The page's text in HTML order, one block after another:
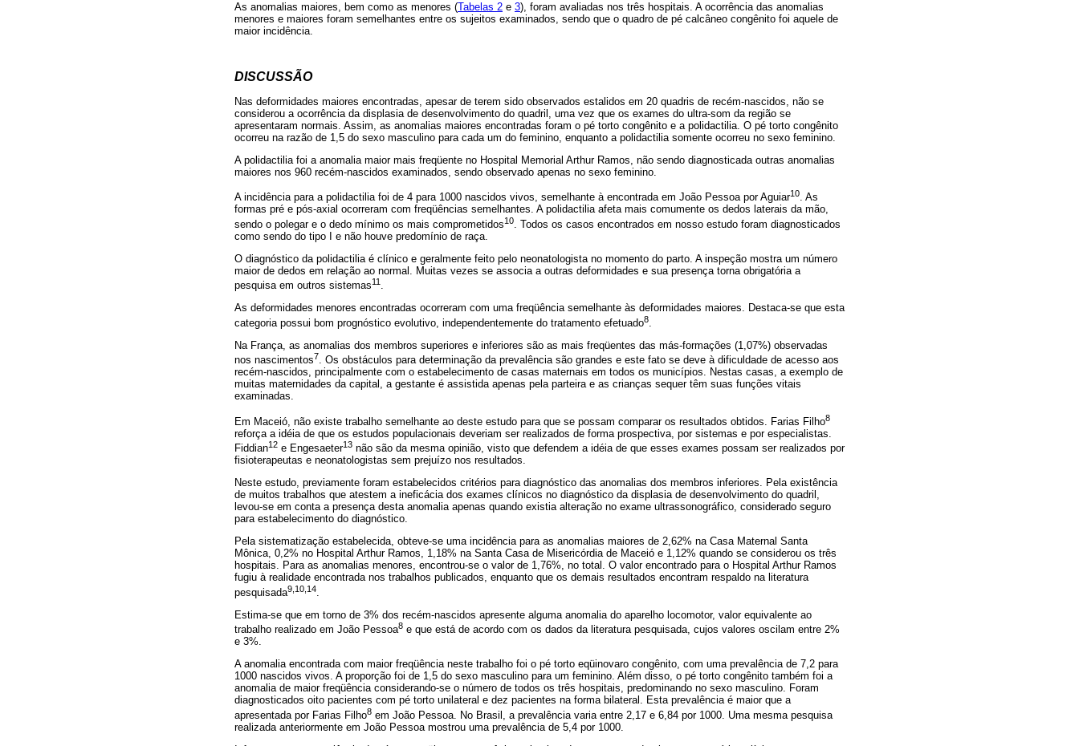
As anomalias maiores, bem como as menores (Tabelas 2 e 3), foram avaliadas nos três hospitais. A ocorrência das anomalias
menores e maiores foram semelhantes entre os sujeitos examinados, sendo que o quadro de pé calcâneo congênito foi aquele de
maior incidência.
DISCUSSÃO
Nas deformidades maiores encontradas, apesar de terem sido observados estalidos em 20 quadris de recém-nascidos, não se
considerou a ocorrência da displasia de desenvolvimento do quadril, uma vez que os exames do ultra-som da região se
apresentaram normais. Assim, as anomalias maiores encontradas foram o pé torto congênito e a polidactilia. O pé torto congênito
ocorreu na razão de 1,5 do sexo masculino para cada um do feminino, enquanto a polidactilia somente ocorreu no sexo feminino.
A polidactilia foi a anomalia maior mais freqüente no Hospital Memorial Arthur Ramos, não sendo diagnosticada outras anomalias
maiores nos 960 recém-nascidos examinados, sendo observado apenas no sexo feminino.
A incidência para a polidactilia foi de 4 para 1000 nascidos vivos, semelhante à encontrada em João Pessoa por Aguiar10. As
formas pré e pós-axial ocorreram com freqüências semelhantes. A polidactilia afeta mais comumente os dedos laterais da mão,
sendo o polegar e o dedo mínimo os mais comprometidos10
. Todos os casos encontrados em nosso estudo foram diagnosticados
como sendo do tipo I e não houve predomínio de raça.
O diagnóstico da polidactilia é clínico e geralmente feito pelo neonatologista no momento do parto. A inspeção mostra um número
maior de dedos em relação ao normal. Muitas vezes se associa a outras deformidades e sua presença torna obrigatória a
pesquisa em outros sistemas11 .
As deformidades menores encontradas ocorreram com uma freqüência semelhante às deformidades maiores. Destaca-se que esta
categoria possui bom prognóstico evolutivo, independentemente do tratamento efetuado8
Na França, as anomalias dos membros superiores e inferiores são as mais freqüentes das más-formações (1,07%) observadas
nos nascimentos7. Os obstáculos para determinação da prevalência são grandes e este fato se deve à dificuldade de acesso aos
recém-nascidos, principalmente com o estabelecimento de casas maternais em todos os municípios. Nestas casas, a exemplo de
muitas maternidades da capital, a gestante é assistida apenas pela parteira e as crianças sequer têm suas funções vitais
examinadas.
Em Maceió, não existe trabalho semelhante ao deste estudo para que se possam comparar os resultados obtidos. Farias Filho8
reforça a idéia de que os estudos populacionais deveriam ser realizados de forma prospectiva, por sistemas e por especialistas.
Fiddian12 e Engesaeter13 não são da mesma opinião, visto que defendem a idéia de que esses exames possam ser realizados por
fisioterapeutas e neonatologistas sem prejuízo nos resultados.
Neste estudo, previamente foram estabelecidos critérios para diagnóstico das anomalias dos membros inferiores. Pela existência
de muitos trabalhos que atestem a ineficácia dos exames clínicos no diagnóstico da displasia de desenvolvimento do quadril,
levou-se em conta a presença desta anomalia apenas quando existia alteração no exame ultrassonográfico, considerado seguro
para estabelecimento do diagnóstico.
Pela sistematização estabelecida, obteve-se uma incidência para as anomalias maiores de 2,62% na Casa Maternal Santa
Mônica, 0,2% no Hospital Arthur Ramos, 1,18% na Santa Casa de Misericórdia de Maceió e 1,12% quando se considerou os três
hospitais. Para as anomalias menores, encontrou-se o valor de 1,76%, no total. O valor encontrado para o Hospital Arthur Ramos
fugiu à realidade encontrada nos trabalhos publicados, enquanto que os demais resultados encontram respaldo na literatura
pesquisada9,10,14
Estima-se que em torno de 3% dos recém-nascidos apresente alguma anomalia do aparelho locomotor, valor equivalente ao
trabalho realizado em João Pessoa8 e que está de acordo com os dados da literatura pesquisada, cujos valores oscilam entre 2%
e 3%.
A anomalia encontrada com maior freqüência neste trabalho foi o pé torto eqüinovaro congênito, com uma prevalência de 7,2 para
1000 nascidos vivos. A proporção foi de 1,5 do sexo masculino para um feminino. Além disso, o pé torto congênito também foi a
anomalia de maior freqüência considerando-se o número de todos os três hospitais, predominando no sexo masculino. Foram
diagnosticados oito pacientes com pé torto unilateral e dez pacientes na forma bilateral. Esta prevalência é maior que a
apresentada por Farias Filho8 em João Pessoa. No Brasil, a prevalência varia entre 2,17 e 6,84 por 1000. Uma mesma pesquisa
realizada anteriormente em João Pessoa mostrou uma prevalência de 5,4 por 1000.